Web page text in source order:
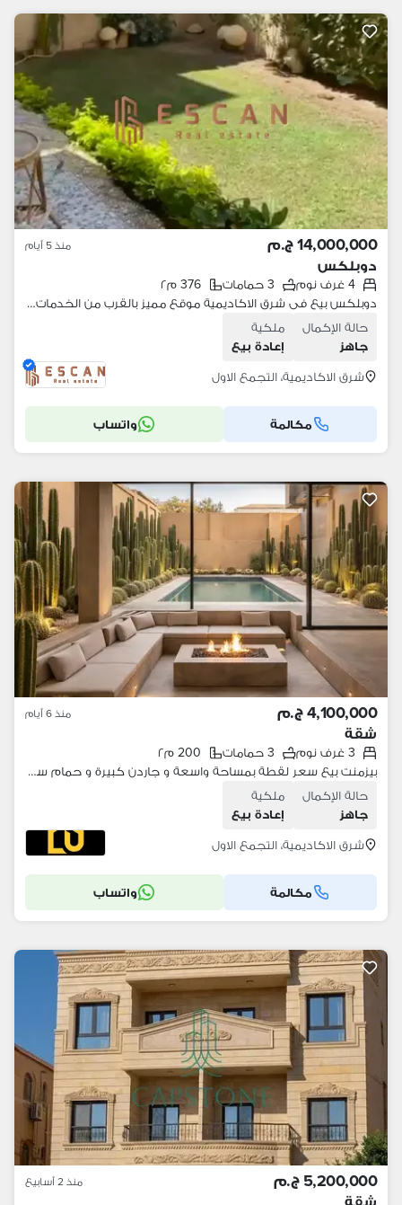
14,000,000 ج.م منذ 5 أيام
دوبلكس
4 غرف نوم 3 حمامات
376 م٢
دوبلكس بيع فى شرق الاكاديمية موقع مميز بالقرب من الخدمات تشطيب سوبر لوكس
حالة الإكمال
جاهز
ملكية
إعادة بيع
شرق الاكاديمية، التجمع الاول
مكالمة واتساب
4,100,000 ج.م منذ 6 أيام
شقة
3 غرف نوم 3 حمامات
200 م٢
بيزمنت بيع سعر لقطة بمساحة واسعة و جاردن كبيرة و حمام سباحة في شرق الاكاديمية التجمع الخامس
حالة الإكمال
جاهز
ملكية
إعادة بيع
شرق الاكاديمية، التجمع الاول
مكالمة واتساب
5,200,000 ج.م منذ 2 أسابيع